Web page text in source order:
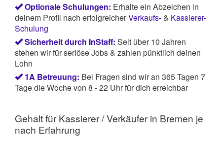
Optionale Schulungen: Erhalte ein Abzeichen in
deinem Profil nach erfolgreicherVerkaufs-& Kassierer-
Schulung
Sicherheit durch InStaff: Seit über 10 Jahren
stehen wir für seriöse Jobs & zahlen pünktlich deinen
Lohn
1A Betreuung: Bei Fragen sind wir an 365 Tagen 7
Tage die Woche von 8 - 22 Uhr für dich erreichbar
Gehalt für Kassierer / Verkäufer in Bremen je
nach Erfahrung